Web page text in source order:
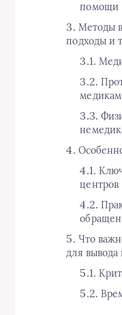
помощи
Методы
подходы и
центров
Что
для вывода